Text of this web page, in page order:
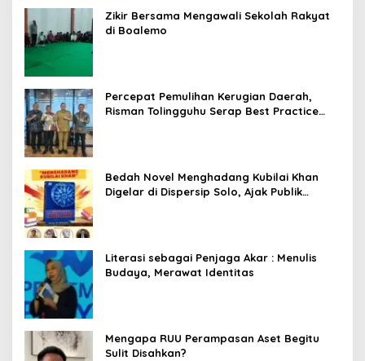
Zikir Bersama Mengawali Sekolah Rakyat
di Boalemo
Percepat Pemulihan Kerugian Daerah,
Risman Tolingguhu Serap Best Practice
Bedah Novel Menghadang Kubilai Khan
Digelar di Dispersip Solo, Ajak Publik
Literasi sebagai Penjaga Akar : Menulis
Budaya, Merawat Identitas
Mengapa RUU Perampasan Aset Begitu
Sulit Disahkan?